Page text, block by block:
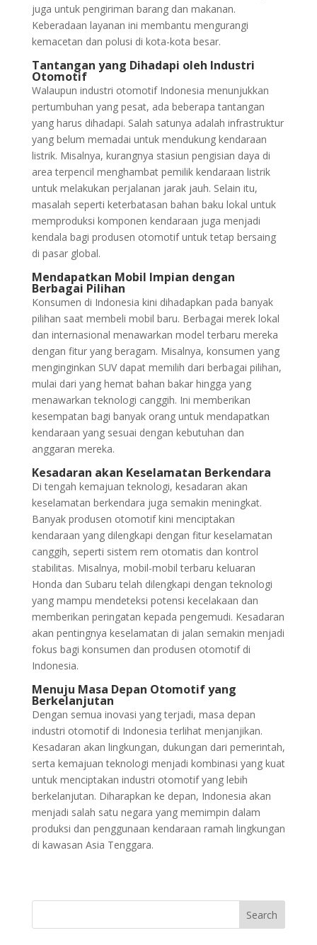
juga untuk pengiriman barang dan makanan.
Keberadaan layanan ini membantu mengurangi
kemacetan dan polusi di kota-kota besar.
Tantangan yang Dihadapi oleh Industri
Otomotif
Walaupun industri otomotif Indonesia menunjukkan
pertumbuhan yang pesat, ada beberapa tantangan
yang harus dihadapi. Salah satunya adalah infrastruktur
yang belum memadai untuk mendukung kendaraan
listrik. Misalnya, kurangnya stasiun pengisian daya di
area terpencil menghambat pemilik kendaraan listrik
untuk melakukan perjalanan jarak jauh. Selain itu,
masalah seperti keterbatasan bahan baku lokal untuk
memproduksi komponen kendaraan juga menjadi
kendala bagi produsen otomotif untuk tetap bersaing
di pasar global.
Mendapatkan Mobil Impian dengan
Berbagai Pilihan
Konsumen di Indonesia kini dihadapkan pada banyak
pilihan saat membeli mobil baru. Berbagai merek lokal
dan internasional menawarkan model terbaru mereka
dengan fitur yang beragam. Misalnya, konsumen yang
menginginkan SUV dapat memilih dari berbagai pilihan,
mulai dari yang hemat bahan bakar hingga yang
menawarkan teknologi canggih. Ini memberikan
kesempatan bagi banyak orang untuk mendapatkan
kendaraan yang sesuai dengan kebutuhan dan
anggaran mereka.
Kesadaran akan Keselamatan Berkendara
Di tengah kemajuan teknologi, kesadaran akan
keselamatan berkendara juga semakin meningkat.
Banyak produsen otomotif kini menciptakan
kendaraan yang dilengkapi dengan fitur keselamatan
canggih, seperti sistem rem otomatis dan kontrol
stabilitas. Misalnya, mobil-mobil terbaru keluaran
Honda dan Subaru telah dilengkapi dengan teknologi
yang mampu mendeteksi potensi kecelakaan dan
memberikan peringatan kepada pengemudi. Kesadaran
akan pentingnya keselamatan di jalan semakin menjadi
fokus bagi konsumen dan produsen otomotif di
Indonesia.
Menuju Masa Depan Otomotif yang
Berkelanjutan
Dengan semua inovasi yang terjadi, masa depan
industri otomotif di Indonesia terlihat menjanjikan.
Kesadaran akan lingkungan, dukungan dari pemerintah,
serta kemajuan teknologi menjadi kombinasi yang kuat
untuk menciptakan industri otomotif yang lebih
berkelanjutan. Diharapkan ke depan, Indonesia akan
menjadi salah satu negara yang memimpin dalam
produksi dan penggunaan kendaraan ramah lingkungan
di kawasan Asia Tenggara.
Search